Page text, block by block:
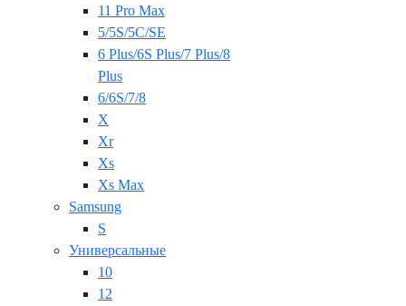
11 Pro Max
5/5S/5C/SE
6 Plus/6S Plus/7 Plus/8
Plus
6/6S/7/8
X
Xr
Xs
Xs Max
Samsung
S
Универсальные
10
12